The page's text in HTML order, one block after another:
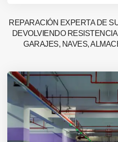
REPARACIÓN EXPERTA DE
DEVOLVIENDO
GARAJES, NAVES,